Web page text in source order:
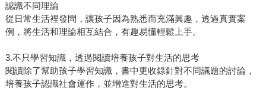
認識不同理論
從日常生活裡發問，讓孩子因為熟悉而充滿興趣，透過真實案
例，將生活和理論相互結合，有趣易懂輕鬆上手。
3.不只學習知識，透過閱讀培養孩子對生活的思考
閱讀除了幫助孩子學習知識，書中更收錄針對不同議題的討論，
培養孩子認識社會運作，並增進對生活的思考。